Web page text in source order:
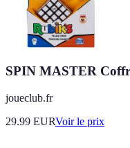
SPIN MASTER
joueclub.fr
29.99 EURVoir le prix